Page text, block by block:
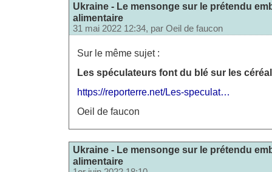
Ukraine - Le mensonge sur le prétendu
alimentaire
31 mai 2022 12:34, par Oeil de faucon
Sur le même sujet :
Les spéculateurs font du blé sur les
https://reporterre.net/Les-speculat…
Oeil de faucon
Ukraine - Le mensonge sur le prétendu
alimentaire